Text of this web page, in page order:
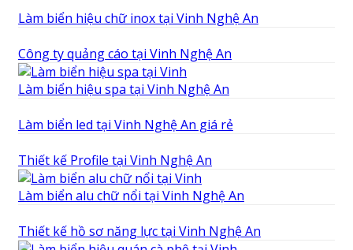
Làm biển hiệu chữ inox tại Vinh Nghệ An
Công ty quảng cáo tại Vinh Nghệ An
Làm biển hiệu spa tại Vinh Nghệ An
Làm biển led tại Vinh Nghệ An giá rẻ
Thiết kế Profile tại Vinh Nghệ An
Làm biển alu chữ nổi tại Vinh Nghệ An
Thiết kế hồ sơ năng lực tại Vinh Nghệ An